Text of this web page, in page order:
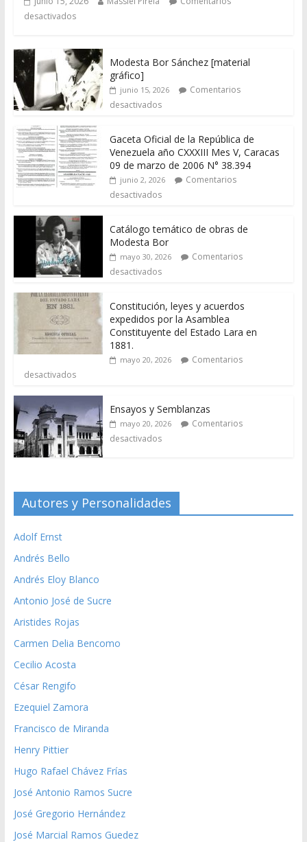
desactivados
Modesta Bor Sánchez [material
gráfico]
junio 15, 2026
Comentarios
desactivados
Gaceta Oficial de la República de
Venezuela año CXXXIII Mes V, Caracas
09 de marzo de 2006 N° 38.394
junio 2, 2026
Comentarios
desactivados
Catálogo temático de obras de
Modesta Bor
mayo 30, 2026
Comentarios
desactivados
Constitución, leyes y acuerdos
expedidos por la Asamblea
Constituyente del Estado Lara en
1881.
mayo 20, 2026
Comentarios
desactivados
Ensayos y Semblanzas
mayo 20, 2026
Comentarios
desactivados
Autores y Personalidades
Adolf Ernst
Andrés Bello
Andrés Eloy Blanco
Antonio José de Sucre
Aristides Rojas
Carmen Delia Bencomo
Cecilio Acosta
César Rengifo
Ezequiel Zamora
Francisco de Miranda
Henry Pittier
Hugo Rafael Chávez Frías
José Antonio Ramos Sucre
José Gregorio Hernández
José Marcial Ramos Guedez